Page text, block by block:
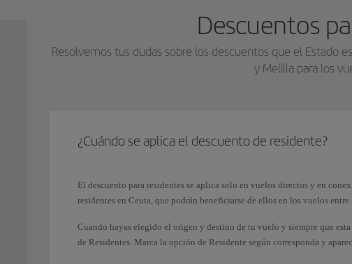
Descuentos
Resolvemos tus dudas sobre los descuentos que el Estado
y Melilla para los
¿Cuándo se aplica el descuento de residente?
El descuento para residentes se aplica solo en vuelos directos y en
residentes en Ceuta, que podrán beneficiarse de ellos en los vuelos
Cuando hayas elegido el origen y destino de tu vuelo y siempre que
de Residentes. Marca la opción de Residente según corresponda y